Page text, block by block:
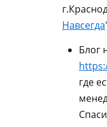
Навсегда
Блог
где